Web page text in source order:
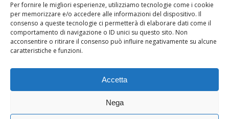
Per fornire le migliori esperienze, utilizziamo tecnologie come i cookie
per memorizzare e/o accedere alle informazioni del dispositivo. Il
consenso a queste tecnologie ci permetterà di elaborare dati come il
comportamento di navigazione o ID unici su questo sito. Non
acconsentire o ritirare il consenso può influire negativamente su alcune
caratteristiche e funzioni.
Accetta
Nega